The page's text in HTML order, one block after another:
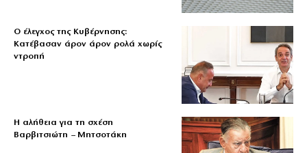
Ο έλεγχος της Κυβέρνησης:
Κατέβασαν άρον άρον ρολά χωρίς
ντροπή
Η αλήθεια για τη σχέση
Βαρβιτσιώτη – Μητσοτάκη